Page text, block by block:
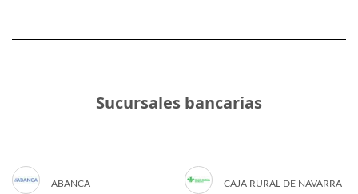
Sucursales bancarias
ABANCA CAJA RURAL DE NAVARRA